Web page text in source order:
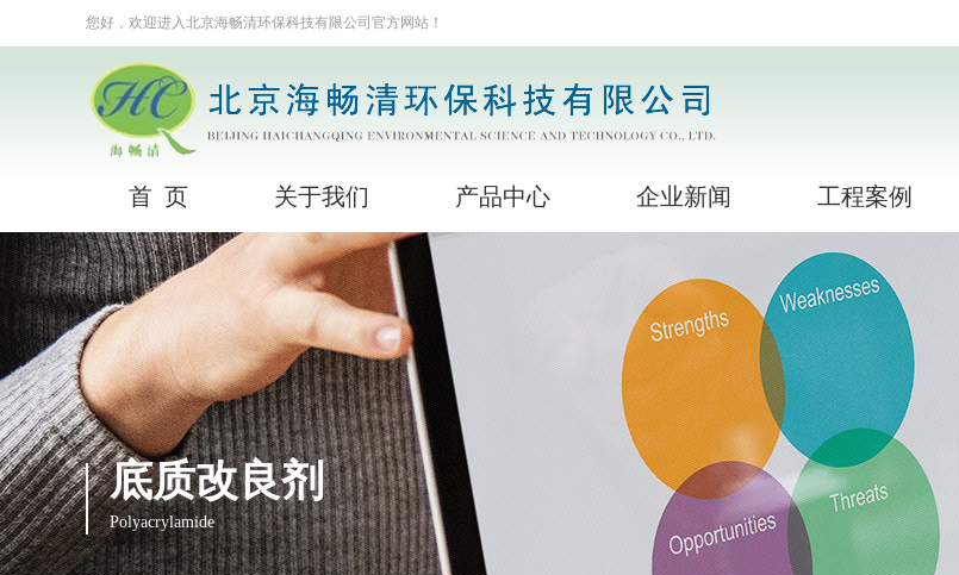
您好，欢迎进入北京海畅清环保科技有限公司官方网站！
首 页 关于我们 产品中心 企业新闻 工程案例
底质改良剂
Polyacrylamide